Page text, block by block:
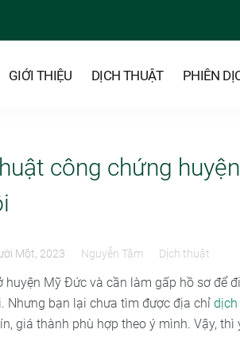
GIỚI THIỆU DỊCH THUẬT PHIÊN
công chứng
Một, 2023 Nguyễn Tâm Dịch thuật
huyện Mỹ Đức và cần làm gấp hồ sơ để
Nhưng bạn lại chưa tìm được địa chỉ dịch
giá thành phù hợp theo ý mình. Vậy,